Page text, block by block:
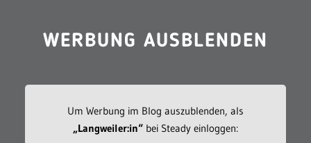
WERBUNG AUSBLENDEN
Um Werbung im Blog auszublenden, als
„Langweiler:in“bei Steady einloggen: